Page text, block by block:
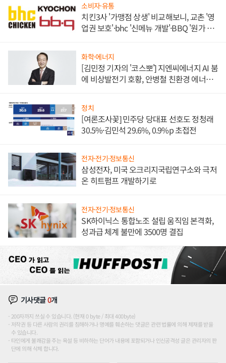
소비자·유통
치킨3사 '가맹점 상생' 비교해보니, 교촌 '영
업권 보호'·bhc '신메뉴 개발'·BBQ '원가 부
화학·에너지
[김민정 기자의 '코스뽀'] 지엔씨에너지 AI 붐
에 비상발전기 호황, 안병철 친환경 에너지
정치
[여론조사꽃] 민주당 당대표 선호도 정청래
30.5%·김민석 29.6%, 0.9%p 초접전
전자·전기·정보통신
삼성전자, 미국 오크리지국립연구소와 극저
온 히트펌프 개발하기로
전자·전기·정보통신
SK하이닉스 통합노조 설립 움직임 본격화,
성과급 체계 불만에 3500명 결집
기사댓글0개
200자까지 쓰실 수 있습니다. (현재 0 byte / 최대 400byte)
저작권 등 다른 사람의 권리를 침해하거나 명예를 훼손하는 댓글은 관련 법률에 의해 제재를 받을
수 있습니다.
타인에게 불쾌감을 주는 욕설 등 비하하는 단어가 내용에 포함되거나 인신공격성 글은 관리자의 판
단에 의해 삭제 합니다.